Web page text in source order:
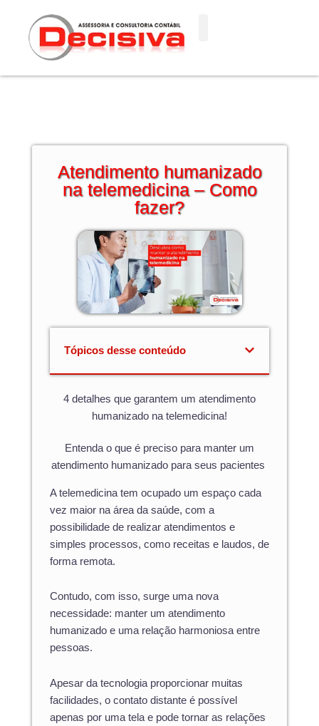
conteúdo
Atendimento humanizado
na telemedicina – Como
fazer?
Tópicos desse conteúdo
4 detalhes que garantem um atendimento
humanizado na telemedicina!
Entenda o que é preciso para manter um
atendimento humanizado para seus pacientes
A telemedicina tem ocupado um espaço cada
vez maior na área da saúde, com a
possibilidade de realizar atendimentos e
simples processos, como receitas e laudos, de
forma remota.
Contudo, com isso, surge uma nova
necessidade: manter um atendimento
humanizado e uma relação harmoniosa entre
pessoas.
Apesar da tecnologia proporcionar muitas
facilidades, o contato distante é possível
apenas por uma tela e pode tornar as relações